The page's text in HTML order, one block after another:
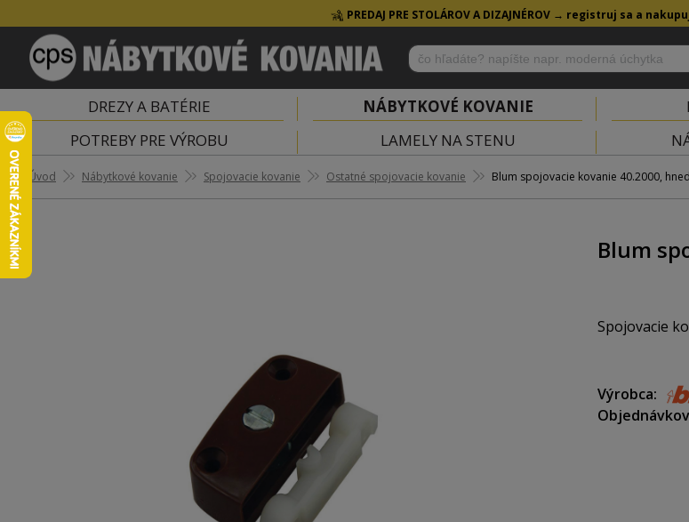
PREDAJ PRE STOLÁROV A DIZAJNÉROV → registruj sa a
DREZY A BATÉRIE NÁBYTKOVÉ KOVANIE
POTREBY PRE VÝROBU
LAMELY NA STENU
Úvod Nábytkové kovanie Spojovacie kovanie Ostatné spojovacie kovanie Blum spojovacie kovanie 40.2000,
Blum
Spojovacie
Typové
Výrobca